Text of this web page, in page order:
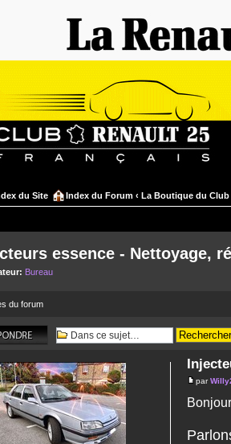
du Site Index du Forum ‹ La Boutique du Club
essence - Nettoyage,
Bureau
du forum
par